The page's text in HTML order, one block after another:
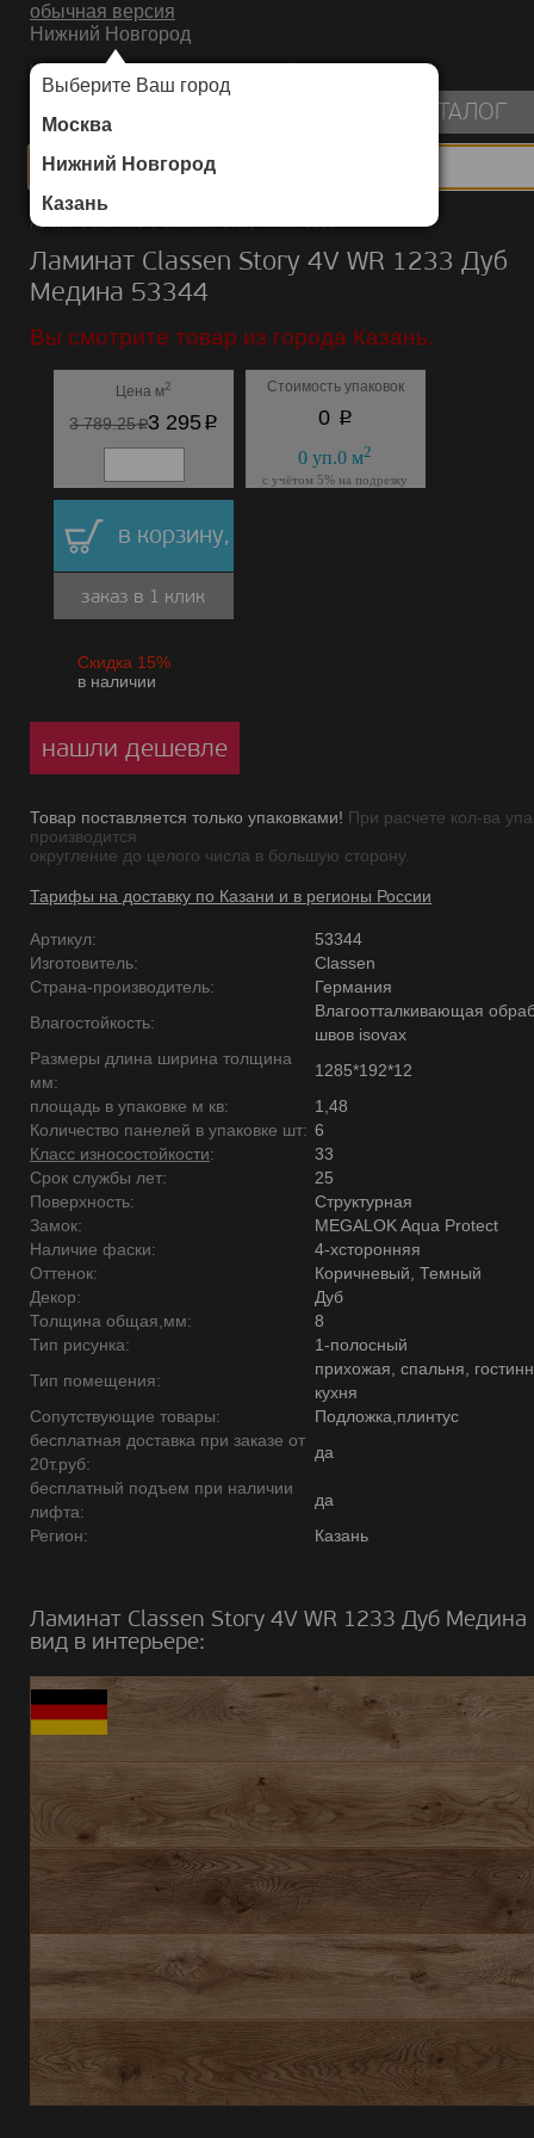
обычная версия
Нижний Новгород
Выберите Ваш город
Москва
Нижний Новгород
Казань
ИНТЕРНЕТ-МАГАЗИН НАПОЛЬНЫХ ПОКРЫТИЙ
КАТАЛОГ
Каталог/Ламинат/Classen/Story 4V WR 1233
Ламинат Classen Story 4V WR 1233 Дуб
Медина 53344
Вы смотрите товар из города Казань.
Цена м2
3 789.25p3 295p
Стоимость упаковок
0 p
0 уп.0 м2
с учётом 5% на подрезку
в корзину,
заказ в 1 клик
Скидка 15%
в наличии
нашли дешевле
Товар поставляется только упаковками! При расчете кол-ва
производится
округление до целого числа в большую сторону.
Тарифы на доставку по Казани и в регионы России
Артикул:
53344
Изготовитель:
Classen
Страна-производитель:
Германия
Влагостойкость:
Влагоотталкивающая
швов isovax
Размеры длина ширина толщина
мм:
1285*192*12
площадь в упаковке м кв:
1,48
Количество панелей в упаковке шт: 6
Класс износостойкости:
33
Срок службы лет:
25
Поверхность:
Структурная
Замок:
MEGALOK Aqua Protect
Наличие фаски:
4-хсторонняя
Оттенок:
Коричневый, Темный
Декор:
Дуб
Толщина общая,мм:
8
Тип рисунка:
1-полосный
Тип помещения:
прихожая, спальня,
кухня
Сопутствующие товары:
Подложка,плинтус
бесплатная доставка при заказе от
20т.руб:
да
бесплатный подъем при наличии
лифта:
да
Регион:
Казань
Ламинат Classen Story 4V WR 1233 Дуб
вид в интерьере: